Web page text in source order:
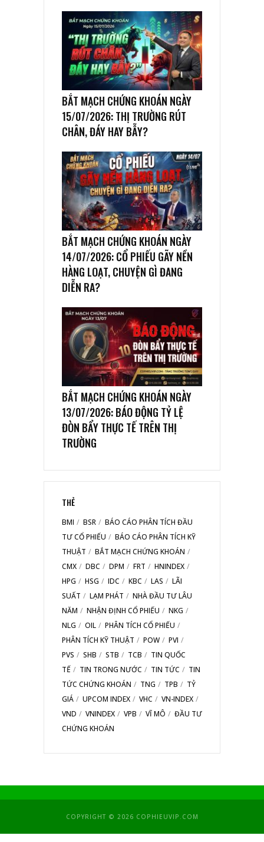
BẮT MẠCH CHỨNG KHOÁN NGÀY
15/07/2026: THỊ TRƯỜNG RÚT
CHÂN, ĐÁY HAY BẪY?
BẮT MẠCH CHỨNG KHOÁN NGÀY
14/07/2026: CỔ PHIẾU GÃY NỀN
HÀNG LOẠT, CHUYỆN GÌ ĐANG
DIỄN RA?
BẮT MẠCH CHỨNG KHOÁN NGÀY
13/07/2026: BÁO ĐỘNG TỶ LỆ
ĐÒN BẨY THỰC TẾ TRÊN THỊ
TRƯỜNG
THẺ
BMI BSR
BÁO CÁO PHÂN TÍCH ĐẦU
TƯ CỔ PHIẾU
BÁO CÁO PHÂN TÍCH KỸ
THUẬT
BẮT MẠCH CHỨNG KHOÁN
CMX
DBC DPM FRT
HNINDEX
HPG
HSG IDC KBC LAS
LÃI
SUẤT
LẠM PHÁT
NHÀ ĐẦU TƯ LÂU
NĂM
NHẬN ĐỊNH CỔ PHIẾU
NKG
NLG
OIL
PHÂN TÍCH CỔ PHIẾU
PHÂN TÍCH KỸ THUẬT
POW
PVI
PVS
SHB STB TCB
TIN QUỐC
TẾ
TIN TRONG NƯỚC TIN TỨC
TIN
TỨC CHỨNG KHOÁN
TNG TPB
TỶ
GIÁ
UPCOM INDEX VHC
VN-INDEX
VND
VNINDEX VPB VĨ MÔ
ĐẦU TƯ
CHỨNG KHOÁN
COPYRIGHT © 2026 COPHIEUVIP.COM